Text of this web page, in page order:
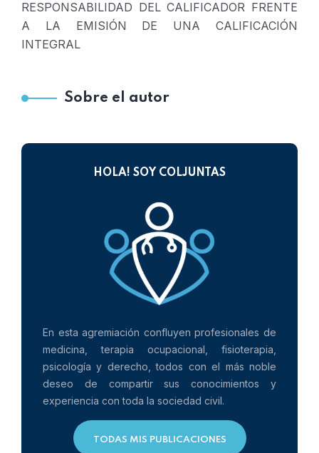
RESPONSABILIDAD DEL CALIFICADOR FRENTE
A LA EMISIÓN DE UNA CALIFICACIÓN
INTEGRAL
Sobre el autor
HOLA! SOY COLJUNTAS
En esta agremiación confluyen profesionales de
medicina, terapia ocupacional, fisioterapia,
psicología y derecho, todos con el más noble
deseo de compartir sus conocimientos y
experiencia con toda la sociedad civil.
TODAS MIS PUBLICACIONES